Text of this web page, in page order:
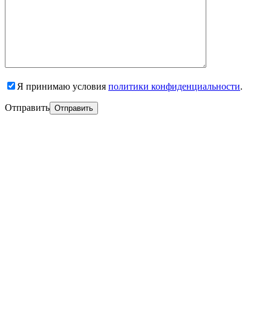
Я принимаю условия политики конфиденциальности.
Отправить